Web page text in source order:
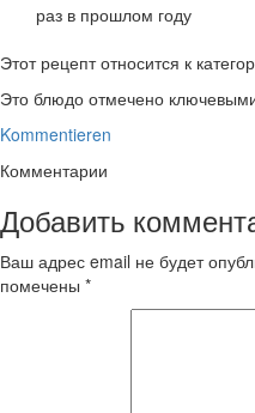
раз в прошлом году
Этот рецепт относится к
Это блюдо отмечено
Kommentieren
Комментарии
Добавить
Ваш адрес email не будет
помечены *